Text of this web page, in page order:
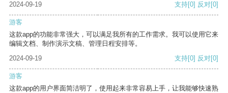
2024-09-19 支持[0] 反对[0]
游客
这款app的功能非常强大，可以满足我所有的工作需求。我可以使用它来
编辑文档、制作演示文稿、管理日程安排等。
2024-09-19
支持[0] 反对[0]
游客
这款app的用户界面简洁明了，使用起来非常容易上手，让我能够快速熟